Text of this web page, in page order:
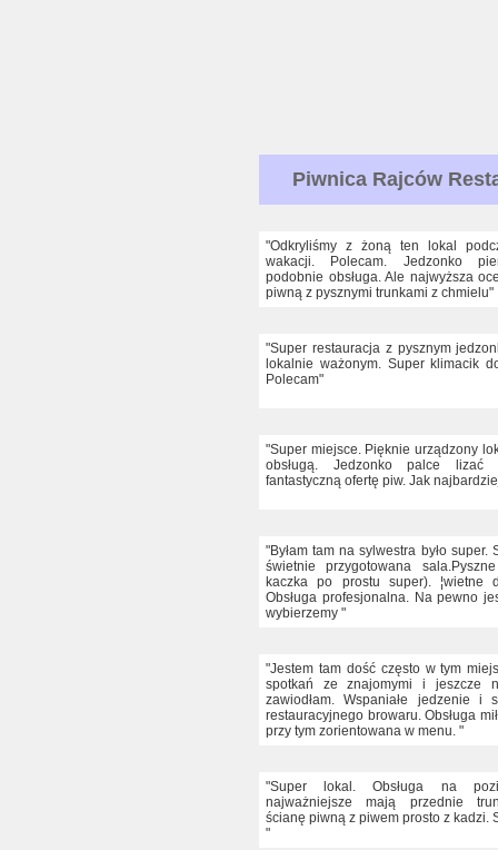
Piwnica Rajców
"Odkryliśmy z żoną ten lokal
wakacji. Polecam. Jedzonko
podobnie obsługa. Ale najwyższa
piwną z pysznymi trunkami z chmielu"
"Super restauracja z pysznym
lokalnie ważonym. Super klimacik
Polecam"
"Super miejsce. Pięknie urządzony
obsługą. Jedzonko palce
fantastyczną ofertę piw. Jak
"Byłam tam na sylwestra było super.
świetnie przygotowana
kaczka po prostu super). ¦wietne
Obsługa profesjonalna. Na pewno
wybierzemy "
"Jestem tam dość często w tym
spotkań ze znajomymi i jeszcze
zawiodłam. Wspaniałe jedzenie i
restauracyjnego browaru. Obsługa
przy tym zorientowana w menu. "
"Super lokal. Obsługa na
najważniejsze mają przednie
ścianę piwną z piwem prosto z kadzi.
"